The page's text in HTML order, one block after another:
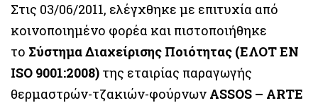
Στις 03/06/2011, ελέγχθηκε με επιτυχία από
κοινοποιημένο φορέα και πιστοποιήθηκε
το Σύστημα Διαχείρισης Ποιότητας (ΕΛΟΤ ΕΝ
ISO 9001:2008) της εταιρίας παραγωγής
θερμαστρών-τζακιών-φούρνων ASSOS – ARTE